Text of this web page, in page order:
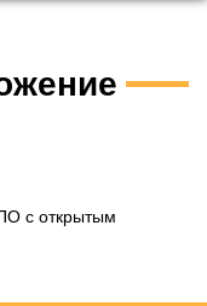
с открытым